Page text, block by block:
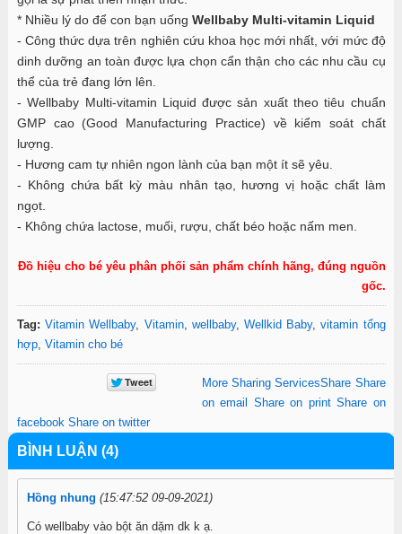
* Nhiều lý do để con bạn uống Wellbaby Multi-vitamin Liquid
- Công thức dựa trên nghiên cứu khoa học mới nhất, với mức độ
dinh dưỡng an toàn được lựa chọn cẩn thận cho các nhu cầu cụ
thể của trẻ đang lớn lên.
- Wellbaby Multi-vitamin Liquid được sản xuất theo tiêu chuẩn
GMP cao (Good Manufacturing Practice) về kiểm soát chất
lượng.
- Hương cam tự nhiên ngon lành của bạn một ít sẽ yêu.
- Không chứa bất kỳ màu nhân tạo, hương vị hoặc chất làm
ngọt.
- Không chứa lactose, muối, rượu, chất béo hoặc nấm men.
Đồ hiệu cho bé yêu phân phối sản phẩm chính hãng, đúng nguồn
gốc.
Tag: Vitamin Wellbaby, Vitamin, wellbaby,Wellkid Baby,vitamin tổng
hợp, Vitamin cho bé
More Sharing ServicesShare Share
on email
Share on print Share on
facebook Share on twitter
BÌNH LUẬN (4)
Hồng nhung (15:47:52 09-09-2021)
Có wellbaby vào bột ăn dặm dk k ạ.